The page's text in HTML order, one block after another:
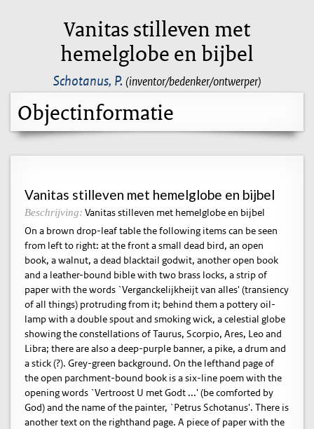
Vanitas stilleven met
hemelglobe en bijbel
Schotanus, P. (inventor/bedenker/ontwerper)
Objectinformatie
Vanitas stilleven met hemelglobe en bijbel
Beschrijving: Vanitas stilleven met hemelglobe en bijbel
On a brown drop-leaf table the following items can be seen
from left to right: at the front a small dead bird, an open
book, a walnut, a dead blacktail godwit, another open book
and a leather-bound bible with two brass locks, a strip of
paper with the words `Verganckelijkheijt van alles' (transiency
of all things) protruding from it; behind them a pottery oil-
lamp with a double spout and smoking wick, a celestial globe
showing the constellations of Taurus, Scorpio, Ares, Leo and
Libra; there are also a deep-purple banner, a pike, a drum and
a stick (?). Grey-green background. On the lefthand page of
the open parchment-bound book is a six-line poem with the
opening words `Vertroost U met Godt ...' (be comforted by
God) and the name of the painter, `Petrus Schotanus'. There is
another text on the righthand page. A piece of paper with the